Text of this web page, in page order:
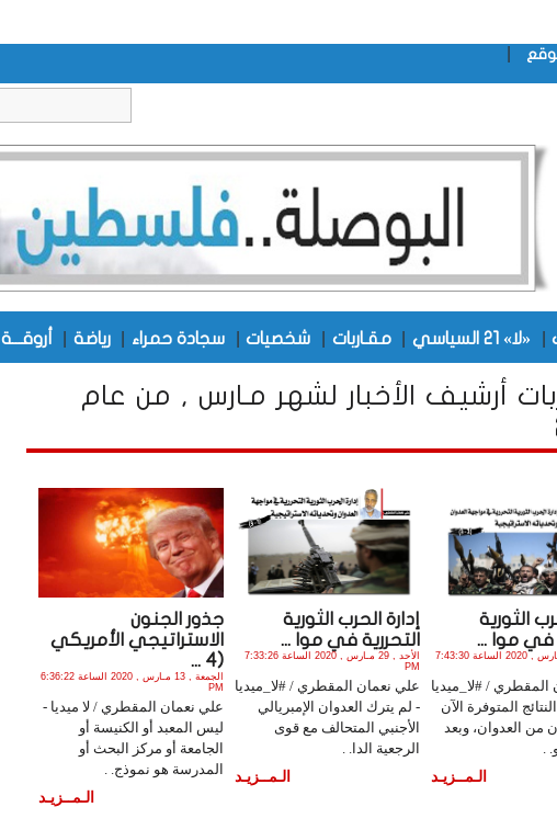
«لا» 21 السياسي مقـاربات شخصيات سجادة حمراء رياضة أروقـــة
أرشيف الأخبار لشهر مـارس , من عام
الثورية
في موا ...
الأثنين , 30 مـارس , 2020 الساعة 7:43:30
المقطري / #لا_ميديا
المتوفرة الآن
من العدوان، وبعد
الـمــزيـد
إدارة الحرب الثورية
التحررية في موا ...
الأحد , 29 مـارس , 2020 الساعة 7:33:26
PM
علي نعمان المقطري / #لا_ميديا
- لم يترك العدوان الإمبريالي
الأجنبي المتحالف مع قوى
الرجعية الدا. .
الـمــزيـد
جذور الجنون
الاستراتيجي الأمريكي
(4 ...
الجمعة , 13 مـارس , 2020 الساعة 6:36:22
PM
علي نعمان المقطري / لا ميديا -
ليس المعبد أو الكنيسة أو
الجامعة أو مركز البحث أو
المدرسة هو نموذج. .
الـمــزيـد